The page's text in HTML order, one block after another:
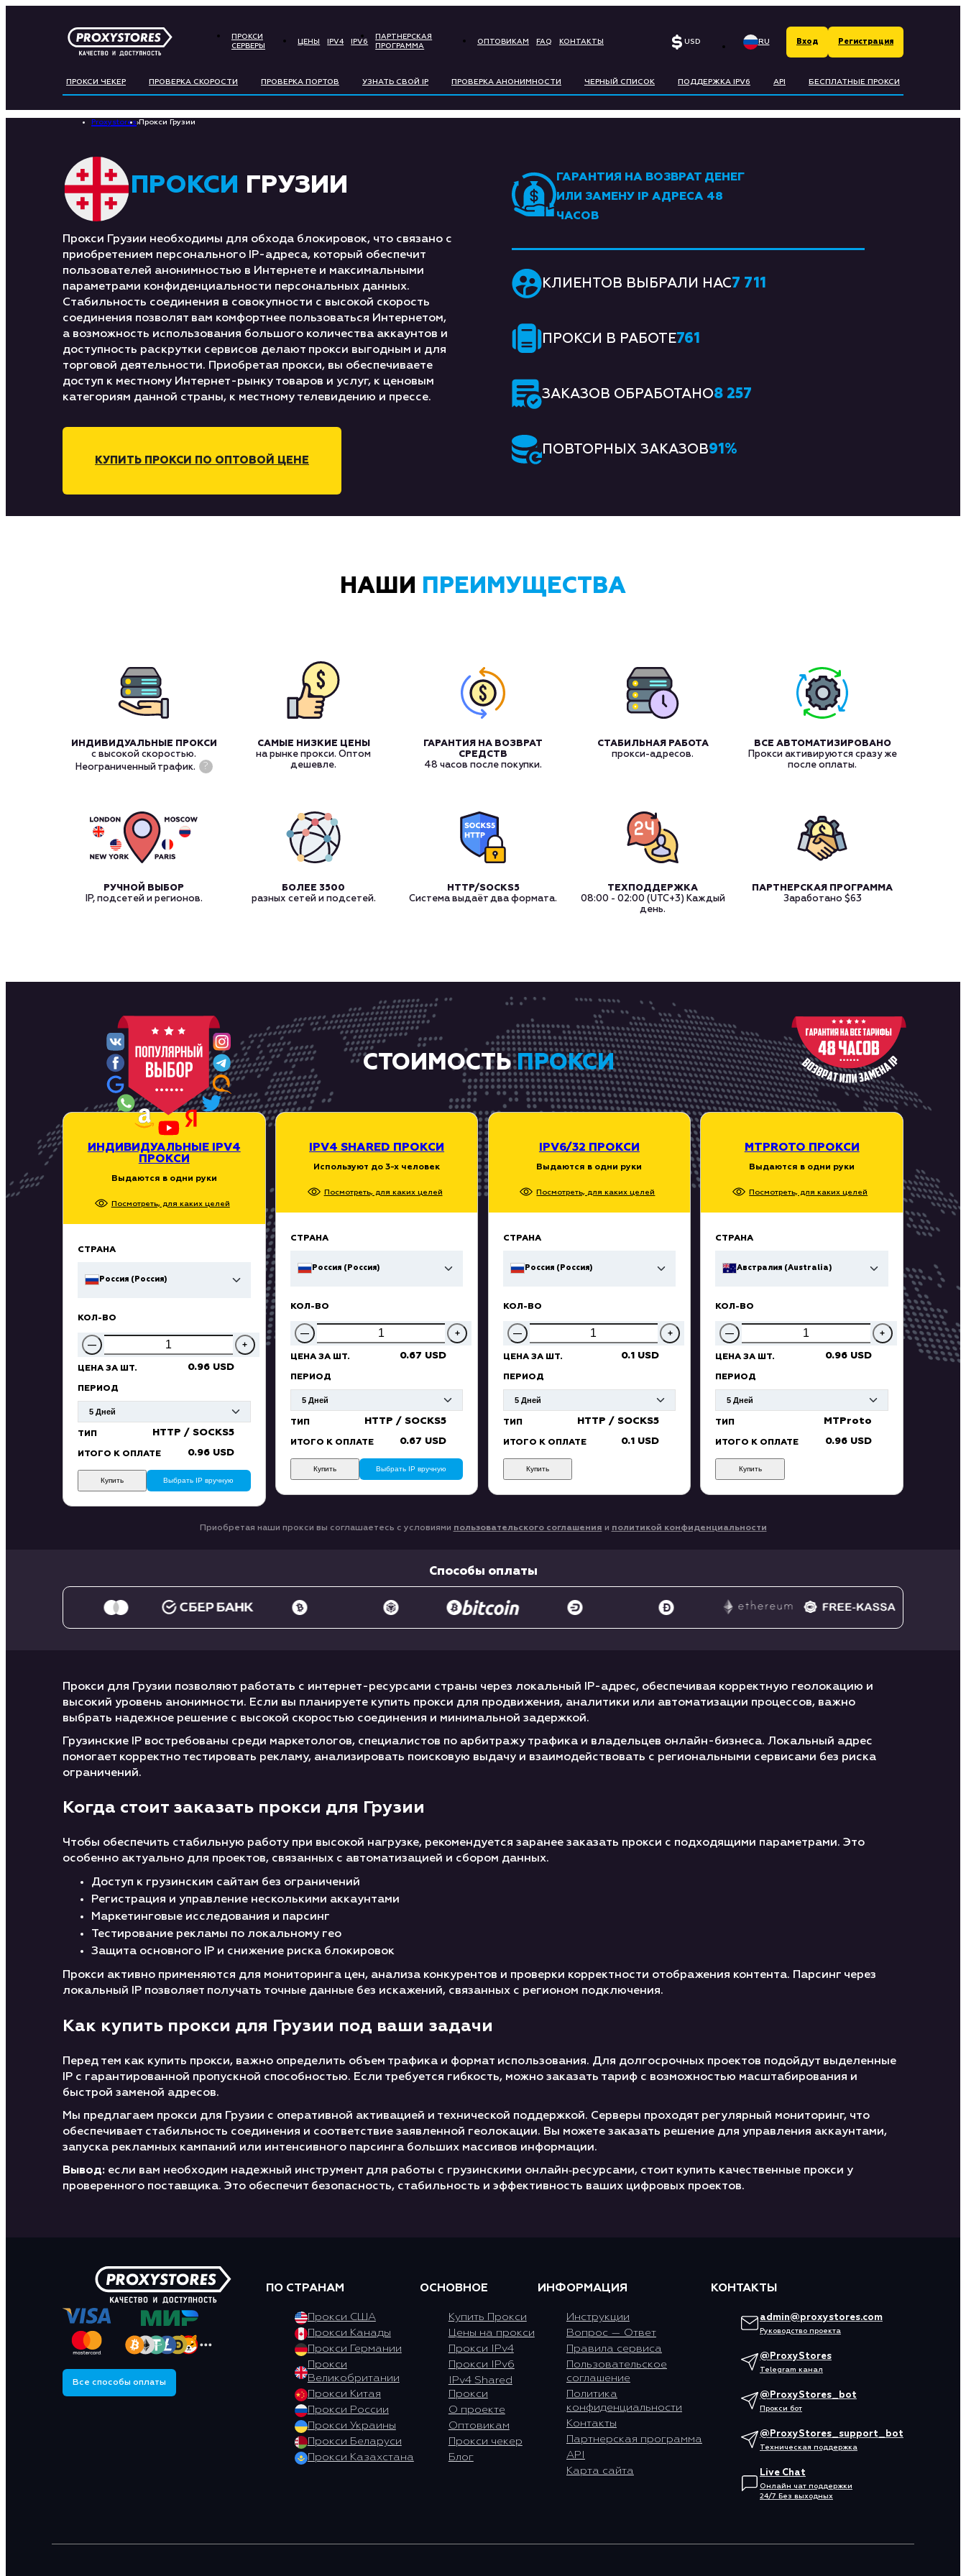
ПРОКСИ
СЕРВЕРЫ
ЦЕНЫ IPV4 IPV6
ПАРТНЕРСКАЯ
ПРОГРАММА
ОПТОВИКАМ FAQ КОНТАКТЫ USD
BITCOIN LITECOIN
ETHEREUM РУБЛЬ
СЎМ EURO
RU
EN
Вход Регистрация
ПРОКСИ ЧЕКЕР ПРОВЕРКА СКОРОСТИ ПРОВЕРКА ПОРТОВ УЗНАТЬ СВОЙ IP ПРОВЕРКА АНОНИМНОСТИ ЧЕРНЫЙ СПИСОК ПОДДЕРЖКА IPV6 API БЕСПЛАТНЫЕ ПРОКСИ
Proxystores› Прокси Грузии
ПРОКСИ ГРУЗИИ
Прокси Грузии необходимы для обхода блокировок, что связано с
приобретением персонального IP-адреса, который обеспечит
пользователей анонимностью в Интернете и максимальными
параметрами конфиденциальности персональных данных.
Стабильность соединения в совокупности с высокой скорость
соединения позволят вам комфортнее пользоваться Интернетом,
а возможность использования большого количества аккаунтов и
доступность раскрутки сервисов делают прокси выгодным и для
торговой деятельности. Приобретая прокси, вы обеспечиваете
доступ к местному Интернет-рынку товаров и услуг, к ценовым
категориям данной страны, к местному телевидению и прессе.
КУПИТЬ ПРОКСИ ПО ОПТОВОЙ ЦЕНЕ
ГАРАНТИЯ НА ВОЗВРАТ ДЕНЕГ
ИЛИ ЗАМЕНУ IP АДРЕСА 48
ЧАСОВ
КЛИЕНТОВ ВЫБРАЛИ НАС7 711
ПРОКСИ В РАБОТЕ761
ЗАКАЗОВ ОБРАБОТАНО8 257
ПОВТОРНЫХ ЗАКАЗОВ91 %
НАШИ ПРЕИМУЩЕСТВА
ИНДИВИДУАЛЬНЫЕ ПРОКСИ
с высокой скоростью.
Неограниченный трафик.
?
САМЫЕ НИЗКИЕ ЦЕНЫ
на рынке прокси. Оптом
дешевле.
ГАРАНТИЯ НА ВОЗВРАТ
СРЕДСТВ
48 часов после покупки.
СТАБИЛЬНАЯ РАБОТА
прокси-адресов.
ВСЕ АВТОМАТИЗИРОВАНО
Прокси активируются сразу же
после оплаты.
РУЧНОЙ ВЫБОР
IP, подсетей и регионов.
БОЛЕЕ 3500
разных сетей и подсетей.
HTTP/SOCKS5
Система выдаёт два формата.
ТЕХПОДДЕРЖКА
08:00 - 02:00 (UTC+3) Каждый
день.
ПАРТНЕРСКАЯ ПРОГРАММА
Заработано $63
СТОИМОСТЬПРОКСИ
IPV4 SHARED ПРОКСИ
Используют до 3-х человек
Посмотреть, для каких целей
СТРАНА
Россия (Россия)
КОЛ-ВО
— +
ЦЕНА ЗА ШТ. 0.67 USD
ПЕРИОД
ТИП HTTP / SOCKS5
ИТОГО К ОПЛАТЕ 0.67 USD
Выбрать IP вручную
Купить
ИНДИВИДУАЛЬНЫЕ IPV4
ПРОКСИ
Выдаются в одни руки
Посмотреть, для каких целей
СТРАНА
Россия (Россия)
КОЛ-ВО
— +
ЦЕНА ЗА ШТ. 0.96 USD
ПЕРИОД
ТИП HTTP / SOCKS5
ИТОГО К ОПЛАТЕ 0.96 USD
Выбрать IP вручную
Купить
IPV6/32 ПРОКСИ
Выдаются в одни руки
Посмотреть, для каких целей
СТРАНА
Россия (Россия)
КОЛ-ВО
— +
ЦЕНА ЗА ШТ. 0.1 USD
ПЕРИОД
ТИП HTTP / SOCKS5
ИТОГО К ОПЛАТЕ 0.1 USD
Купить
MTPROTO ПРОКСИ
Выдаются в одни руки
Посмотреть, для каких целей
СТРАНА
Австралия (Australia)
КОЛ-ВО
— +
ЦЕНА ЗА ШТ. 0.96 USD
ПЕРИОД
ТИП MTProto
ИТОГО К ОПЛАТЕ 0.96 USD
Купить
Приобретая наши прокси вы соглашаетесь с условиями пользовательского соглашения и политикой конфиденциальности
Способы оплаты
Прокси для Грузии позволяют работать с интернет-ресурсами страны через локальный IP-адрес, обеспечивая корректную геолокацию и
высокий уровень анонимности. Если вы планируете купить прокси для продвижения, аналитики или автоматизации процессов, важно
выбрать надежное решение с высокой скоростью соединения и минимальной задержкой.
Грузинские IP востребованы среди маркетологов, специалистов по арбитражу трафика и владельцев онлайн-бизнеса. Локальный адрес
помогает корректно тестировать рекламу, анализировать поисковую выдачу и взаимодействовать с региональными сервисами без риска
ограничений.
Когда стоит заказать прокси для Грузии
Чтобы обеспечить стабильную работу при высокой нагрузке, рекомендуется заранее заказать прокси с подходящими параметрами. Это
особенно актуально для проектов, связанных с автоматизацией и сбором данных.
Доступ к грузинским сайтам без ограничений
Регистрация и управление несколькими аккаунтами
Маркетинговые исследования и парсинг
Тестирование рекламы по локальному гео
Защита основного IP и снижение риска блокировок
Прокси активно применяются для мониторинга цен, анализа конкурентов и проверки корректности отображения контента. Парсинг через
локальный IP позволяет получать точные данные без искажений, связанных с регионом подключения.
Как купить прокси для Грузии под ваши задачи
Перед тем как купить прокси, важно определить объем трафика и формат использования. Для долгосрочных проектов подойдут выделенные
IP с гарантированной пропускной способностью. Если требуется гибкость, можно заказать тариф с возможностью масштабирования и
быстрой заменой адресов.
Мы предлагаем прокси для Грузии с оперативной активацией и технической поддержкой. Серверы проходят регулярный мониторинг, что
обеспечивает стабильность соединения и соответствие заявленной геолокации. Вы можете заказать решение для управления аккаунтами,
запуска рекламных кампаний или интенсивного парсинга больших массивов информации.
Вывод: если вам необходим надежный инструмент для работы с грузинскими онлайн‑ресурсами, стоит купить качественные прокси у
проверенного поставщика. Это обеспечит безопасность, стабильность и эффективность ваших цифровых проектов.
Все способы оплаты
ПО СТРАНАМ
Прокси США
Прокси Канады
Прокси Германии
Прокси
Великобритании
Прокси Китая
Прокси России
Прокси Украины
Прокси Беларуси
Прокси Казахстана
ОСНОВНОЕ
Купить Прокси
Цены на прокси
Прокси IPv4
Прокси IPv6
IPv4 Shared
Прокси
О проекте
Оптовикам
Прокси чекер
Блог
ИНФОРМАЦИЯ
Инструкции
Вопрос — Ответ
Правила сервиса
Пользовательское
соглашение
Политика
конфиденциальности
Контакты
Партнерская программа
API
Карта сайта
КОНТАКТЫ
admin@proxystores.com
Руководство проекта
@ProxyStores
Telegram канал
@ProxyStores_bot
Прокси бот
@ProxyStores_support_bot
Техническая поддержка
Live Chat
Онлайн чат поддержки
24/7 Без выходных